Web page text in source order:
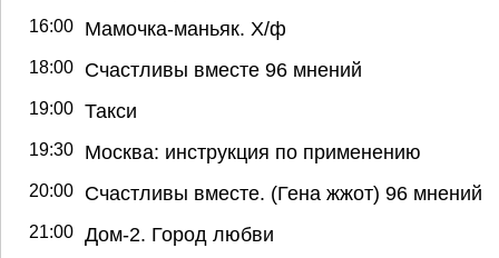
16:00 Мамочка-маньяк. Х/ф
18:00 Счастливы вместе 96 мнений
19:00 Такси
19:30 Москва: инструкция по применению
20:00 Счастливы вместе. (Гена жжот) 96 мнений
21:00 Дом-2. Город любви